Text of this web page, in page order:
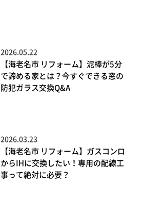
2026.05.22
【海老名市 リフォーム】泥棒が5分
で諦める家とは？今すぐできる窓の
防犯ガラス交換Q&A
2026.03.23
【海老名市 リフォーム】ガスコンロ
からIHに交換したい！専用の配線工
事って絶対に必要？